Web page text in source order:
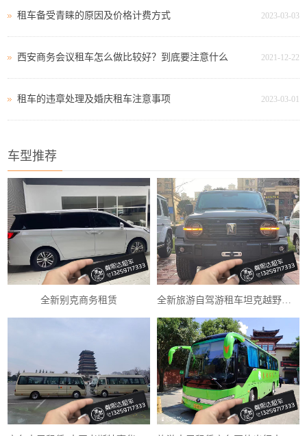
2023-03-03
租车备受青睐的原因及价格计费方式
2021-12-22
西安商务会议租车怎么做比较好？到底要注意什么
2023-03-01
租车的违章处理及婚庆租车注意事项
车型推荐
全新别克商务租赁 全新旅游自驾游租车坦克越野车租赁